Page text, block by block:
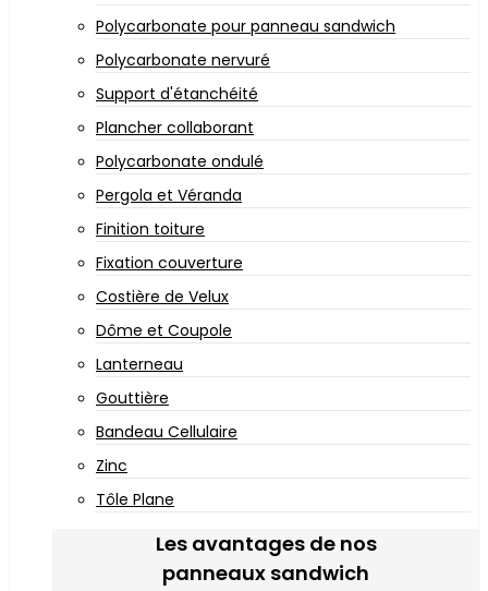
Polycarbonate pour panneau sandwich
Polycarbonate nervuré
Support d'étanchéité
Plancher collaborant
Polycarbonate ondulé
Pergola et Véranda
Finition toiture
Fixation couverture
Costière de Velux
Dôme et Coupole
Lanterneau
Gouttière
Bandeau Cellulaire
Zinc
Tôle Plane
Les avantages de nos
panneaux sandwich